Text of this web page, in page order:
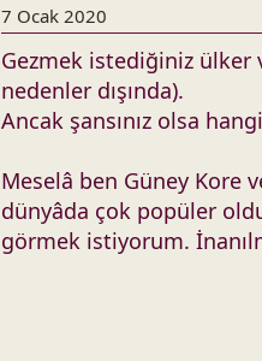
7 Ocak 2020
Gezmek istediğiniz ülker
nedenler dışında).
Ancak şansınız olsa
Meselâ ben Güney Kore
dünyâda çok popüler
görmek istiyorum.